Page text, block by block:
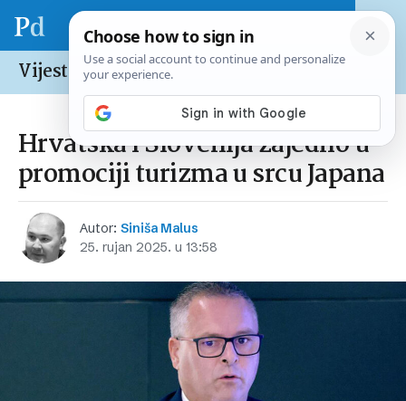
Vijesti /Hrvatska
Hrvatska i Slovenija zajedno u
promociji turizma u srcu Japana
Autor: Siniša Malus
25. rujan 2025. u 13:58